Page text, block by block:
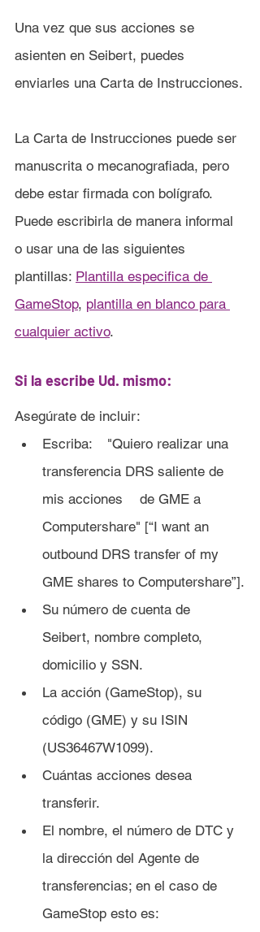
Una vez que sus acciones se
asienten en Seibert, puedes
enviarles una Carta de Instrucciones.
La Carta de Instrucciones puede ser
manuscrita o mecanografiada, pero
debe estar firmada con bolígrafo.
Puede escribirla de manera informal
o usar una de las siguientes
plantillas: Plantilla especifica de
GameStop, plantilla en blanco para
cualquier activo.
Si la escribe Ud. mismo:
Asegúrate de incluir:
Escriba: 	"Quiero realizar una
transferencia DRS saliente de
mis acciones 	de GME a
Computershare" [“I want an
outbound DRS transfer of my
GME shares to Computershare”].
Su número de cuenta de
Seibert, nombre completo,
domicilio y SSN.
La acción (GameStop), su
código (GME) y su ISIN
(US36467W1099).
Cuántas acciones desea
transferir.
El nombre, el número de DTC y
la dirección del Agente de
transferencias; en el caso de
GameStop esto es: